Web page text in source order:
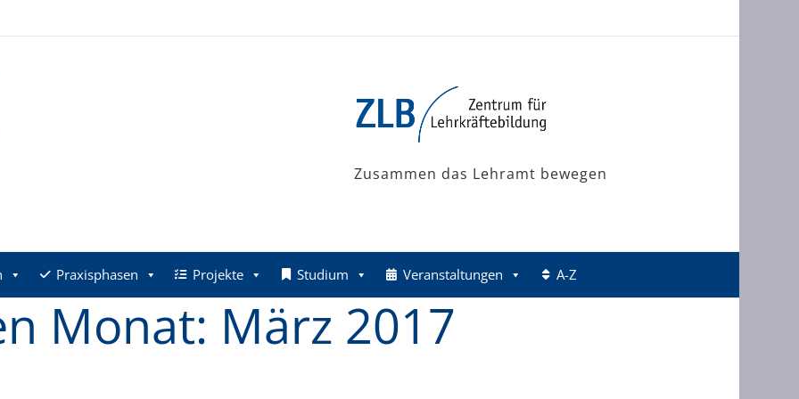
Zusammen das Lehramt bewegen
Praxisphasen Projekte Studium Veranstaltungen A-Z
Monat: März 2017